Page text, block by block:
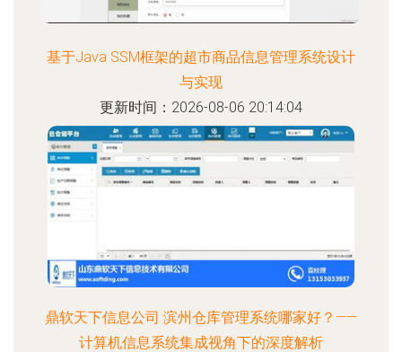
基于Java SSM框架的超市商品信息管理系统设计
与实现
更新时间：2026-08-06 20:14:04
鼎软天下信息公司 滨州仓库管理系统哪家好？——
计算机信息系统集成视角下的深度解析